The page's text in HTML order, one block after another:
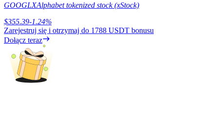
Launchpool
GOOGLXAlphabet tokenized stock (xStock)
$355.39-1.24%
Zarejestruj się i otrzymaj do 1788 USDT bonusu
Dołącz teraz